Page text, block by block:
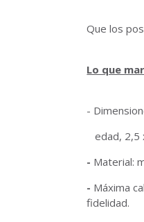
Que los
Lo que
-
edad, 2,5
- Material:
- Máxima
fidelidad.